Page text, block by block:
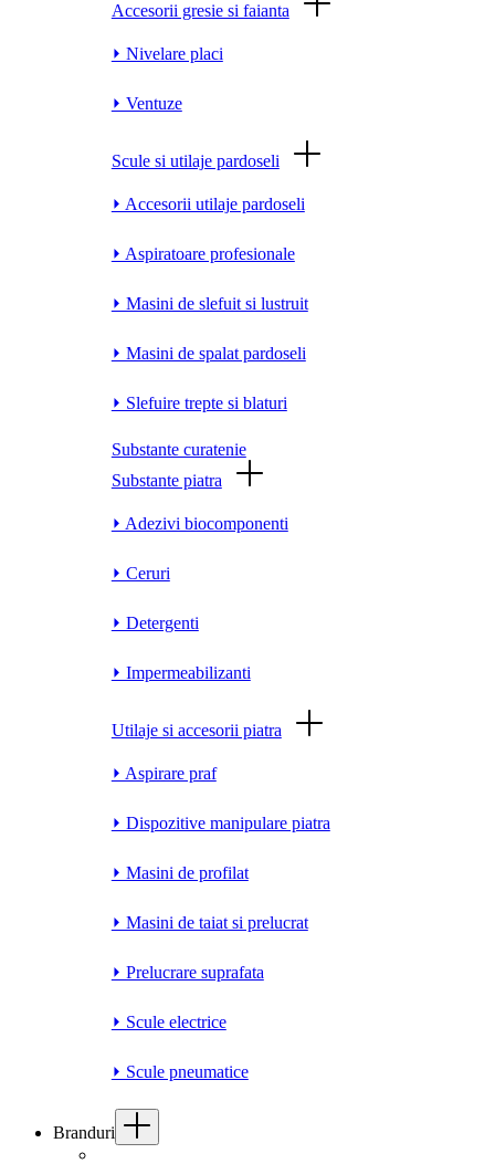
Accesorii gresie si faianta
⏵ Nivelare placi
⏵ Ventuze
Scule si utilaje pardoseli
⏵ Accesorii utilaje pardoseli
⏵ Aspiratoare profesionale
⏵ Masini de slefuit si lustruit
⏵ Masini de spalat pardoseli
⏵ Slefuire trepte si blaturi
Substante curatenie
Substante piatra
⏵ Adezivi biocomponenti
⏵ Ceruri
⏵ Detergenti
⏵ Impermeabilizanti
Utilaje si accesorii piatra
⏵ Aspirare praf
⏵ Dispozitive manipulare piatra
⏵ Masini de profilat
⏵ Masini de taiat si prelucrat
⏵ Prelucrare suprafata
⏵ Scule electrice
⏵ Scule pneumatice
Branduri